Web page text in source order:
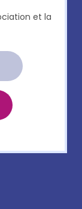
et la